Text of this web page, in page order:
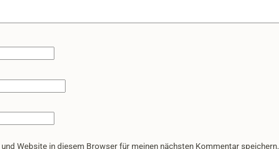
Website in diesem Browser für meinen nächsten Kommentar speichern.